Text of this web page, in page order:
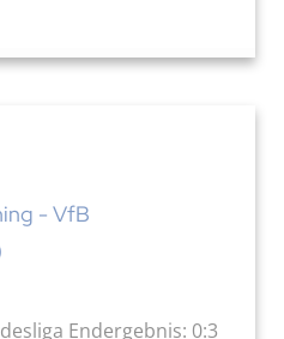
- VfB
Endergebnis: 0:3